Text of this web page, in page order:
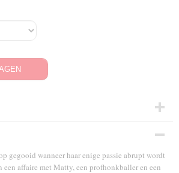
gegooid wanneer haar enige passie abrupt wordt
affaire met Matty, een profhonkballer en een